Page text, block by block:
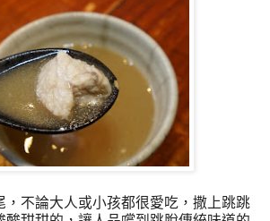
，不論大人或小孩都很愛吃，撒上跳跳